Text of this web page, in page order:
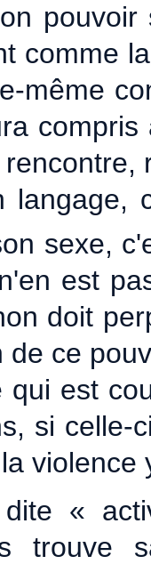
comme
même
sexe,
est
doit
de ce
qui est
si celle-
violence
«
trouve